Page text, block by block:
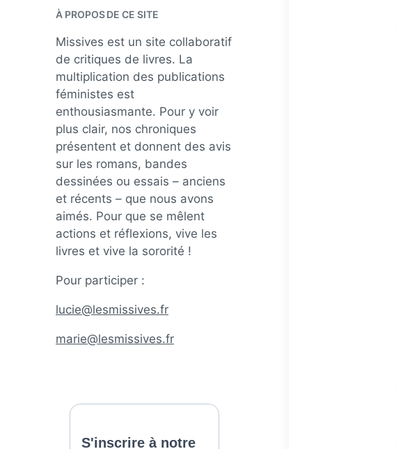
h
À PROPOS DE CE SITE
Missives est un site collaboratif
de critiques de livres. La
multiplication des publications
féministes est
enthousiasmante. Pour y voir
plus clair, nos chroniques
présentent et donnent des avis
sur les romans, bandes
dessinées ou essais – anciens
et récents – que nous avons
aimés. Pour que se mêlent
actions et réflexions, vive les
livres et vive la sororité !
Pour participer :
lucie@lesmissives.fr
marie@lesmissives.fr